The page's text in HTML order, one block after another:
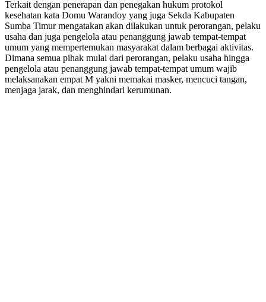
Terkait dengan penerapan dan penegakan hukum protokol
kesehatan kata Domu Warandoy yang juga Sekda Kabupaten
Sumba Timur mengatakan akan dilakukan untuk perorangan, pelaku
usaha dan juga pengelola atau penanggung jawab tempat-tempat
umum yang mempertemukan masyarakat dalam berbagai aktivitas.
Dimana semua pihak mulai dari perorangan, pelaku usaha hingga
pengelola atau penanggung jawab tempat-tempat umum wajib
melaksanakan empat M yakni memakai masker, mencuci tangan,
menjaga jarak, dan menghindari kerumunan.